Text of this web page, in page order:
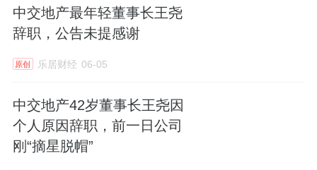
中交地产最年轻董事长王尧
辞职，公告未提感谢
原创 乐居财经 06-05
中交地产42岁董事长王尧因
个人原因辞职，前一日公司
刚“摘星脱帽”